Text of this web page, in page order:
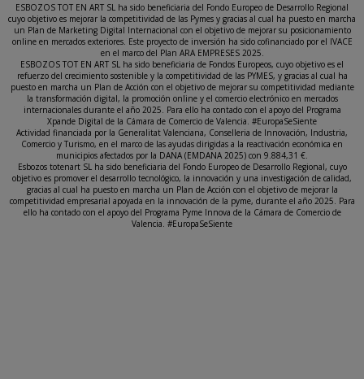
ESBOZOS TOT EN ART SL ha sido beneficiaria del Fondo Europeo de Desarrollo Regional
cuyo objetivo es mejorar la competitividad de las Pymes y gracias al cual ha puesto en marcha
un Plan de Marketing Digital Internacional con el objetivo de mejorar su posicionamiento
online en mercados exteriores. Este proyecto de inversión ha sido cofinanciado por el IVACE
en el marco del Plan ARA EMPRESES 2025.
ESBOZOS TOT EN ART SL ha sido beneficiaria de Fondos Europeos, cuyo objetivo es el
refuerzo del crecimiento sostenible y la competitividad de las PYMES, y gracias al cual ha
puesto en marcha un Plan de Acción con el objetivo de mejorar su competitividad mediante
la transformación digital, la promoción online y el comercio electrónico en mercados
internacionales durante el año 2025. Para ello ha contado con el apoyo del Programa
Xpande Digital de la Cámara de Comercio de Valencia. #EuropaSeSiente
Actividad financiada por la Generalitat Valenciana, Conselleria de Innovación, Industria,
Comercio y Turismo, en el marco de las ayudas dirigidas a la reactivación económica en
municipios afectados por la DANA (EMDANA 2025) con 9.884,31 €.
Esbozos totenart SL ha sido beneficiaria del Fondo Europeo de Desarrollo Regional, cuyo
objetivo es promover el desarrollo tecnológico, la innovación y una investigación de calidad,
gracias al cual ha puesto en marcha un Plan de Acción con el objetivo de mejorar la
competitividad empresarial apoyada en la innovación de la pyme, durante el año 2025. Para
ello ha contado con el apoyo del Programa Pyme Innova de la Cámara de Comercio de
Valencia. #EuropaSeSiente